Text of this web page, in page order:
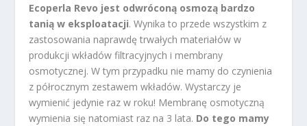
Ecoperla Revo jest odwróconą osmozą bardzo
tanią w eksploatacji. Wynika to przede wszystkim z
zastosowania naprawdę trwałych materiałów w
produkcji wkładów filtracyjnych i membrany
osmotycznej. W tym przypadku nie mamy do czynienia
z półrocznym zestawem wkładów. Wystarczy je
wymienić jedynie raz w roku! Membranę osmotyczną
wymienia się natomiast raz na 3 lata. Do tego mamy